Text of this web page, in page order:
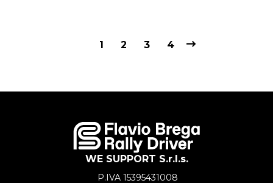
1 2 3 4
WE SUPPORT S.r.l.s.
P.IVA 15395431008